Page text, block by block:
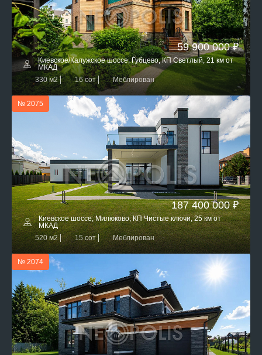
59 900 000 ₽
Киевское/Калужское шоссе, Губцево, КП Светлый, 21 км от
МКАД
330 м2
16 сот Меблирован
№ 2075
187 400 000 ₽
Киевское шоссе, Милюково, КП Чистые ключи, 25 км от
МКАД
520 м2
15 сот Меблирован
№ 2074